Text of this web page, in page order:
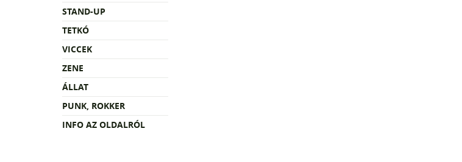
STAND-UP
TETKÓ
VICCEK
ZENE
ÁLLAT
PUNK, ROKKER
INFO AZ OLDALRÓL